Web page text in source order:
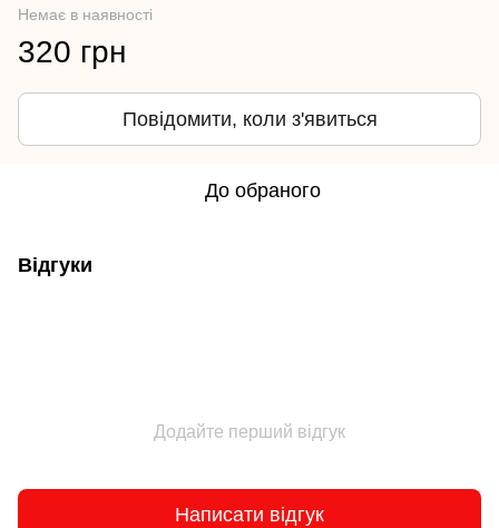
Немає в наявності
320 грн
Повідомити, коли з'явиться
До обраного
Відгуки
Додайте перший відгук
Написати відгук